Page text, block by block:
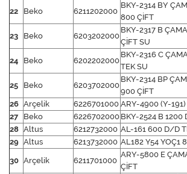
22 Beko 6211202000
BKY-2314 BY
800 ÇİFT
23 Beko 6203202000
BKY-2317 B
ÇİFT SU
24 Beko 6202202000
BKY-2316 C
TEK SU
25 Beko 6203702000
BKY-2314 BP
900 ÇİFT
26 Arçelik 6226701000 ARY-4900 (Y-
27
Beko 6226702000 BKY-2524 B 1200
28 Altus 6212732000 AL-161 600 D/D
29 Altus 6213732000 AL182 Y54 YOÇ1
30 Arçelik 6211701000
ARY-5800 E
ÇİFT